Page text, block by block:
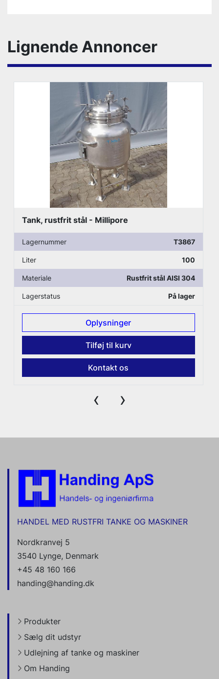
Lignende Annoncer
Tank, rustfrit stål - Millipore
Lagernummer T3867
Liter 100
Materiale Rustfrit stål AISI 304
Lagerstatus På lager
Oplysninger
Tilføj til kurv
Kontakt os
‹ ›
HANDEL MED RUSTFRI TANKE OG MASKINER
Nordkranvej 5
3540 Lynge, Denmark
+45 48 160 166
handing@handing.dk
Produkter
Sælg dit udstyr
Udlejning af tanke og maskiner
Om Handing